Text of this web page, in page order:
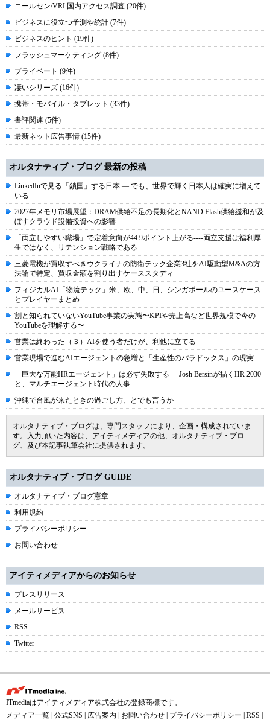
ニールセン/VRI 国内アクセス調査 (20件)
ビジネスに役立つ予測や統計 (7件)
ビジネスのヒント (19件)
フラッシュマーケティング (8件)
プライベート (9件)
凄いシリーズ (16件)
携帯・モバイル・タブレット (33件)
書評関連 (5件)
最新ネット広告事情 (15件)
オルタナティブ・ブログ 最新の投稿
LinkedInで見る「鎖国」する日本 ― でも、世界で輝く日本人は確実に増えて
いる
2027年メモリ市場展望：DRAM供給不足の長期化とNAND Flash供給緩和が及
ぼすクラウド設備投資への影響
「両立しやすい職場」で定着意向が44.9ポイント上がる----両立支援は福利厚
生ではなく、リテンション戦略である
三菱電機が買収すべきウクライナの防衛テック企業3社をAI駆動型M&Aの方
法論で特定、買収金額を割り出すケーススタディ
フィジカルAI「物流テック」米、欧、中、日、シンガポールのユースケース
とプレイヤーまとめ
割と知られていないYouTube事業の実態〜KPIや売上高など世界規模で今の
YouTubeを理解する〜
営業は終わった（３）AIを使う者だけが、利他に立てる
営業現場で進むAIエージェントの急増と「生産性のパラドックス」の現実
「巨大な万能HRエージェント」は必ず失敗する----Josh Bersinが描くHR 2030
と、マルチエージェント時代の人事
沖縄で台風が来たときの過ごし方、とでも言うか
オルタナティブ・ブログは、専門スタッフにより、企画・構成されていま
す。入力頂いた内容は、アイティメディアの他、オルタナティブ・ブロ
グ、及び本記事執筆会社に提供されます。
オルタナティブ・ブログ GUIDE
オルタナティブ・ブログ憲章
利用規約
プライバシーポリシー
お問い合わせ
アイティメディアからのお知らせ
プレスリリース
メールサービス
RSS
Twitter
ITmediaはアイティメディア株式会社の登録商標です。
メディア一覧 公式SNS 広告案内 お問い合わせ プライバシーポリシー RSS